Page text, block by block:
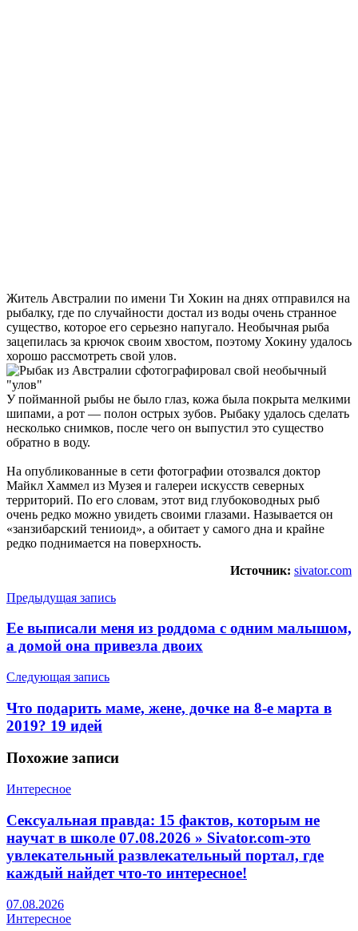
Житель Австралии по имени Ти Хокин на днях отправился на
рыбалку, где по случайности достал из воды очень странное
существо, которое его серьезно напугало. Необычная рыба
зацепилась за крючок своим хвостом, поэтому Хокину удалось
хорошо рассмотреть свой улов.
У пойманной рыбы не было глаз, кожа была покрыта мелкими
шипами, а рот — полон острых зубов. Рыбаку удалось сделать
несколько снимков, после чего он выпустил это существо
обратно в воду.
На опубликованные в сети фотографии отозвался доктор
Майкл Хаммел из Музея и галереи искусств северных
территорий. По его словам, этот вид глубоководных рыб
очень редко можно увидеть своими глазами. Называется он
«занзибарский тениоид», а обитает у самого дна и крайне
редко поднимается на поверхность.
Источник: sivator.com
Предыдущая запись
Ее выписали меня из роддома с одним малышом,
а домой она привезла двоих
Следующая запись
Что подарить маме, жене, дочке на 8-е марта в
2019? 19 идей
Похожие записи
Интересное
Сексуальная правда: 15 фактов, которым не
научат в школе 07.08.2026 » Sivator.com-это
увлекательный развлекательный портал, где
каждый найдет что-то интересное!
07.08.2026
Интересное